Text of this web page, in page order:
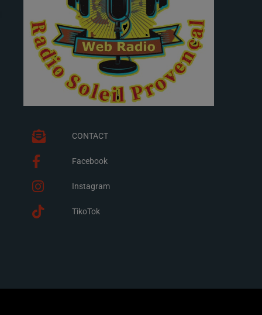
CONTACT
Facebook
Instagram
TikoTok